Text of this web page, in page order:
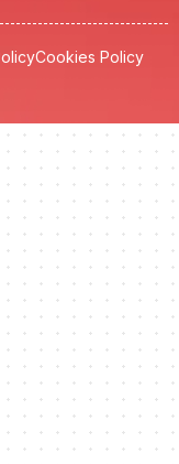
Cookies Policy